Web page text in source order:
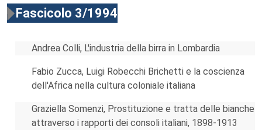
Fascicolo 3/1994
Andrea Colli, L'industria della birra in Lombardia
Fabio Zucca, Luigi Robecchi Brichetti e la coscienza
dell'Africa nella cultura coloniale italiana
Graziella Somenzi, Prostituzione e tratta delle bianche
attraverso i rapporti dei consoli italiani, 1898-1913